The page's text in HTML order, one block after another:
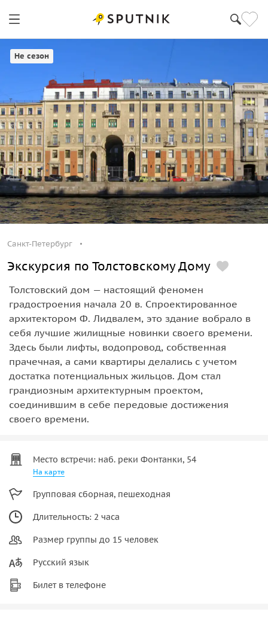
Санкт-Петербург
Не сезон
Санкт-Петербург
Экскурсия по Толстовскому Дому
Толстовский дом — настоящий феномен
градостроения начала 20 в. Спроектированное
архитектором Ф. Лидвалем, это здание вобрало в
себя лучшие жилищные новинки своего времени.
Здесь были лифты, водопровод, собственная
прачечная, а сами квартиры делались с учетом
достатка потенциальных жильцов. Дом стал
грандиозным архитектурным проектом,
соединившим в себе передовые достижения
своего времени.
Место встречи: наб. реки Фонтанки, 54
На карте
Групповая сборная, пешеходная
Длительность: 2 часа
Размер группы до 15 человек
Русский язык
Билет в телефоне